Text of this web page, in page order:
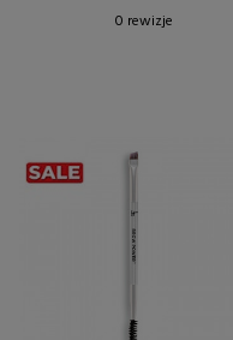
0 rewizje